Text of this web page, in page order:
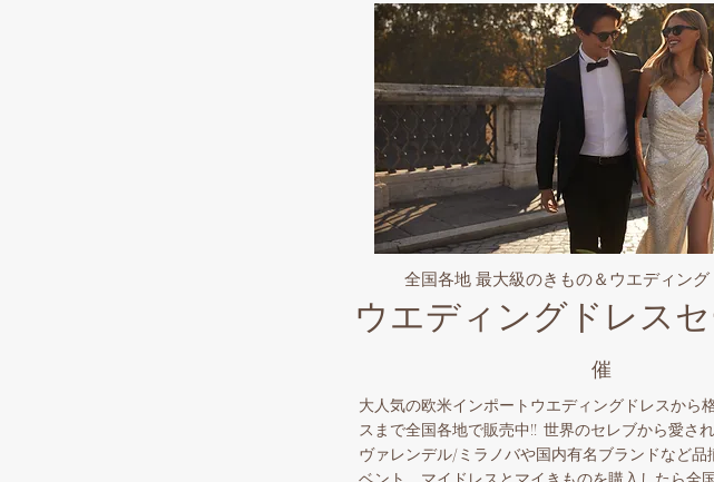
全国各地 最大級のきもの＆ウエディン
ウエディングドレス
催
大人気の欧米インポートウエディングドレスから
スまで全国各地で販売中!! 世界のセレブから愛さ
ヴァレンデル/ミラノバや国内有名ブランドなど品